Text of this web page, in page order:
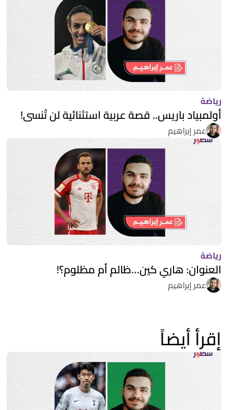
رياضة
أولمبياد باريس.. قصة عربية استثنائية لن تُنسى!
عمر إبراهيم
رياضة
العنوان: هاري كين…ظالم أم مظلوم؟!
عمر إبراهيم
إقرأ أيضاً